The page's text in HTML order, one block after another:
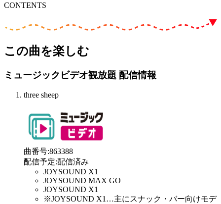
CONTENTS
この曲を楽しむ
ミュージックビデオ観放題 配信情報
three sheep
曲番号:863388
配信予定:配信済み
JOYSOUND X1
JOYSOUND MAX GO
JOYSOUND X1
※JOYSOUND X1 …主にスナック・バー向けモデ